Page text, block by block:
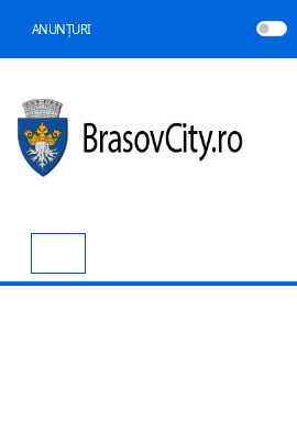
ANUNȚURI